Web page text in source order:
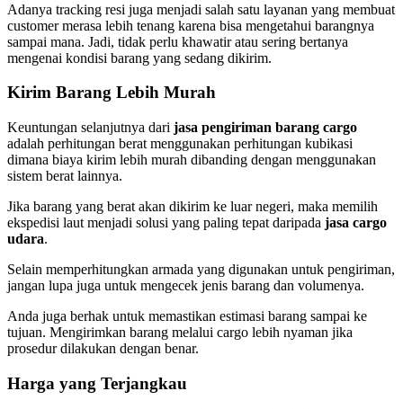
Adanya tracking resi juga menjadi salah satu layanan yang membuat
customer merasa lebih tenang karena bisa mengetahui barangnya
sampai mana. Jadi, tidak perlu khawatir atau sering bertanya
mengenai kondisi barang yang sedang dikirim.
Kirim Barang Lebih Murah
Keuntungan selanjutnya dari jasa pengiriman barang cargo
adalah perhitungan berat menggunakan perhitungan kubikasi
dimana biaya kirim lebih murah dibanding dengan menggunakan
sistem berat lainnya.
Jika barang yang berat akan dikirim ke luar negeri, maka memilih
ekspedisi laut menjadi solusi yang paling tepat daripada jasa cargo
udara.
Selain memperhitungkan armada yang digunakan untuk pengiriman,
jangan lupa juga untuk mengecek jenis barang dan volumenya.
Anda juga berhak untuk memastikan estimasi barang sampai ke
tujuan. Mengirimkan barang melalui cargo lebih nyaman jika
prosedur dilakukan dengan benar.
Harga yang Terjangkau